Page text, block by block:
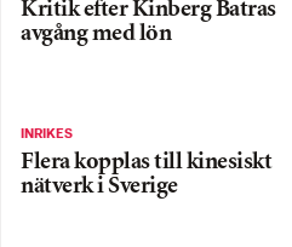
Kritik efter Kinberg Batras
avgång med lön
INRIKES
Flera kopplas till kinesiskt
nätverk i Sverige